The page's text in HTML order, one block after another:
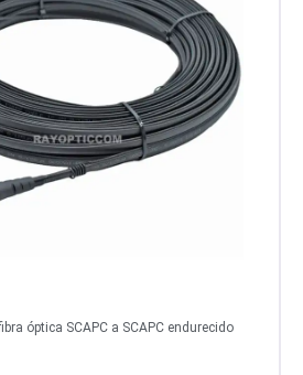
óptica SCAPC a SCAPC endurecido